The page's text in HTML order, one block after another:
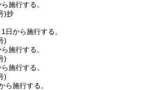
施行する。
)抄
日から施行する。
)
施行する。
)
施行する。
)
ら施行する。